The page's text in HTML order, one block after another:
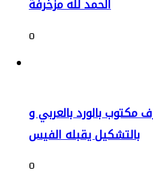
الحمد لله مزخرفة
0
بالورد بالعربي و
بالتشكيل يقبله الفيس
0